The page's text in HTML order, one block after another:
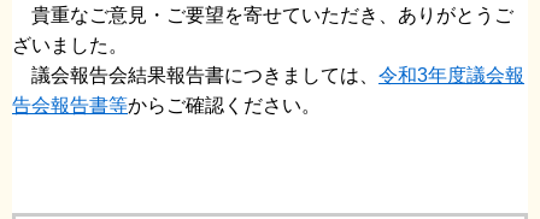
貴重なご意見・ご要望を寄せていただき、ありがとうご
ざいました。
議会報告会結果報告書につきましては、 令和3年度議会報
告会報告書等からご確認ください。